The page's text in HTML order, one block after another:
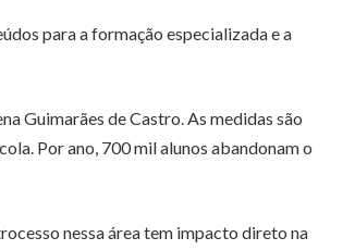
para a formação especializada e a
Guimarães de Castro. As medidas são
Por ano, 700 mil alunos abandonam o
nessa área tem impacto direto na